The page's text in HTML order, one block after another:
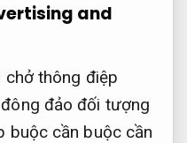
and
chở thông điệp
đảo đối tượng
buộc cần buộc cần